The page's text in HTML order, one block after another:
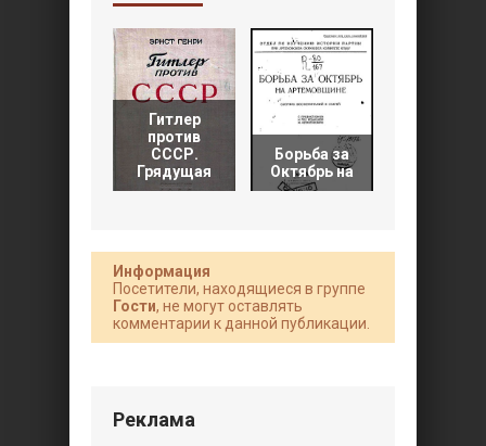
Гитлер
против
СССР.
Грядущая
Борьба за
Октябрь на
Информация
Посетители, находящиеся в группе
Гости, не могут оставлять
комментарии к данной публикации.
Реклама